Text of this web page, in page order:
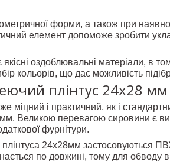
форми, а також при
елемент допоможе зробити
оздоблювальні матеріали, в
кольорів, що дає можливість
плінтус 24х28 мм
міцний і практичний, як і
Великою перевагою сировини є
фурнітури.
24х28мм застосовуються
по довжині, тому для обводу